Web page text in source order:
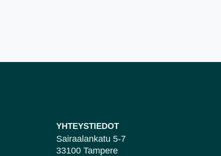
YHTEYSTIEDOT
Sairaalankatu 5-7
33100 Tampere